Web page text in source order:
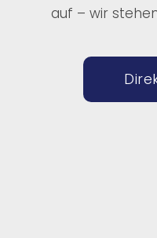
auf – wir